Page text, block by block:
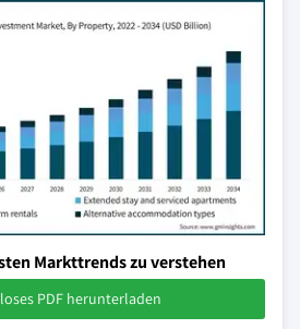
Markttrends zu verstehen
PDF herunterladen